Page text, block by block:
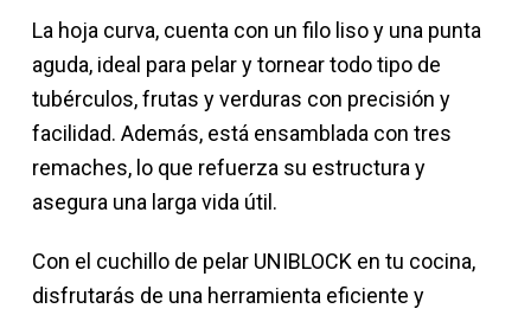
La hoja curva, cuenta con un filo liso y una punta
aguda, ideal para pelar y tornear todo tipo de
tubérculos, frutas y verduras con precisión y
facilidad. Además, está ensamblada con tres
remaches, lo que refuerza su estructura y
asegura una larga vida útil.
Con el cuchillo de pelar UNIBLOCK en tu cocina,
disfrutarás de una herramienta eficiente y